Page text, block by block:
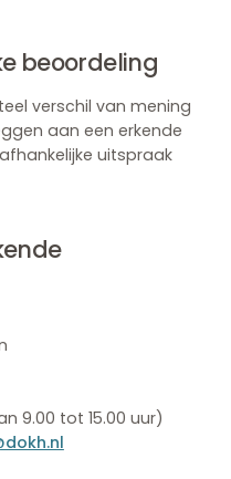
beoordeling
verschil van mening
aan een erkende
uitspraak
9.00 tot 15.00 uur)